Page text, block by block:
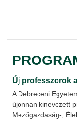
Új professzorok
A Debreceni
újonnan kinevezett
Mezőgazdaság-,